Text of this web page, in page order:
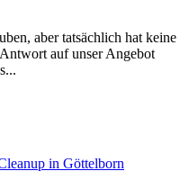
aber tatsächlich hat keine
auf unser Angebot